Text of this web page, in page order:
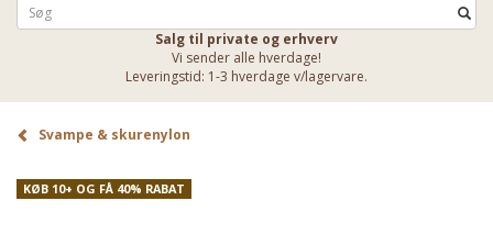
Salg til private og erhverv
Vi sender alle hverdage!
Leveringstid: 1-3 hverdage v/lagervare.
Svampe & skurenylon
KØB 10+ OG FÅ 40% RABAT